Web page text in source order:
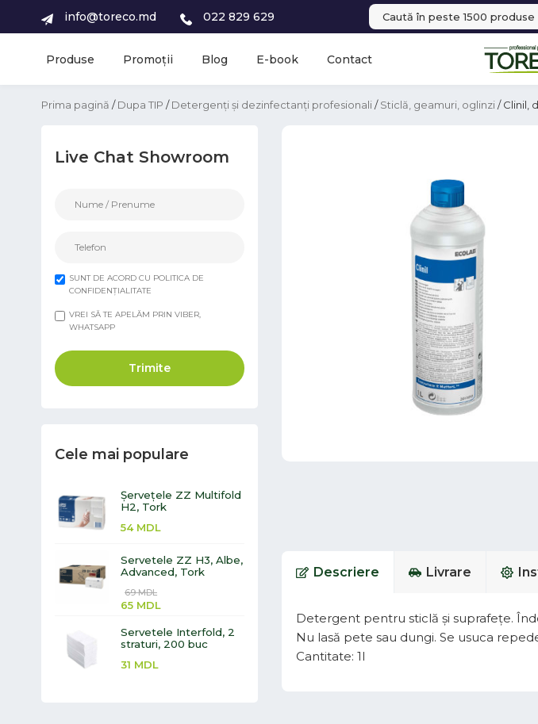
info@toreco.md 022 829 629
Produse Promoții Blog E-book Contact
Prima pagină /Dupa TIP /Detergenți și dezinfectanți profesionali/Sticlă, geamuri, oglinzi/ Clinil,
Live Chat Showroom
SUNT DE ACORD CU POLITICA DE
CONFIDENȚIALITATE
VREI SĂ TE APELĂM PRIN VIBER,
WHATSAPP
Trimite
Cele mai populare
Șervețele ZZ Multifold
H2, Tork
54 MDL
Servetele ZZ H3, Albe,
Advanced, Tork
69MDL
65 MDL
Servetele Interfold, 2
straturi, 200 buc
31 MDL
Descriere Livrare
Detergent pentru sticlă și suprafețe.
Nu lasă pete sau dungi. Se usuca
Cantitate: 1l